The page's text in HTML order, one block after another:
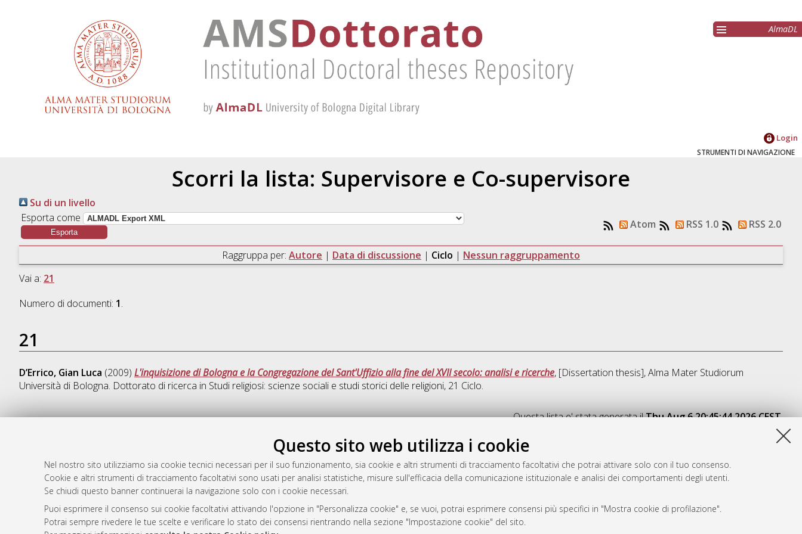
Questo sito web utilizza i cookie
Nel nostro sito utilizziamo sia cookie tecnici necessari per il suo funzionamento, sia cookie e altri strumenti di tracciamento facoltativi che potrai attivare solo con il tuo consenso.
Cookie e altri strumenti di tracciamento facoltativi sono usati per analisi statistiche, misure sull'efficacia della comunicazione istituzionale e analisi dei comportamenti degli utenti.
Se chiudi questo banner continuerai la navigazione solo con i cookie necessari.
Puoi esprimere il consenso sui cookie facoltativi attivando l'opzione in "Personalizza cookie" e, se vuoi, potrai esprimere consensi più specifici in "Mostra cookie di profilazione".
Potrai sempre rivedere le tue scelte e verificare lo stato dei consensi rientrando nella sezione "Impostazione cookie" del sito.
AlmaDL
Login
STRUMENTI DI NAVIGAZIONE
Scorri la lista: Supervisore e Co-supervisore
Su di un livello
Esporta come
Atom RSS 1.0 RSS 2.0
Raggruppa per: Autore | Data di discussione | Ciclo | Nessun raggruppamento
Vai a: 21
Numero di documenti: 1.
21
D’Errico, Gian Luca (2009) L'inquisizione di Bologna e la Congregazione del Sant'Uffizio alla fine del XVII secolo: analisi e ricerche, [Dissertation thesis], Alma Mater Studiorum
Università di Bologna. Dottorato di ricerca in Studi religiosi: scienze sociali e studi storici delle religioni, 21 Ciclo.
Questa lista e' stata generata ilThu Aug 6 20:45:44 2026 CEST.
Rss 1.0
Rss 2.0
AMS Dottorato
ISSN: 2038-7946
Servizio implementato e gestito daAlmaDL
Impostazioni Cookie
Informativa sulla privacy
Condizioni d’uso del sito